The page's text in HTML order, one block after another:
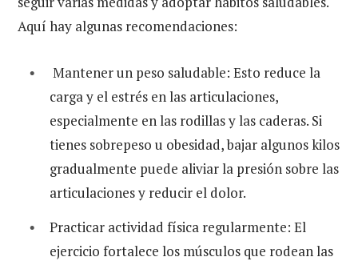
Aquí hay algunas recomendaciones:
Mantener un peso saludable: Esto reduce la
carga y el estrés en las articulaciones,
especialmente en las rodillas y las caderas. Si
tienes sobrepeso u obesidad, bajar algunos kilos
gradualmente puede aliviar la presión sobre las
articulaciones y reducir el dolor.
Practicar actividad física regularmente: El
ejercicio fortalece los músculos que rodean las